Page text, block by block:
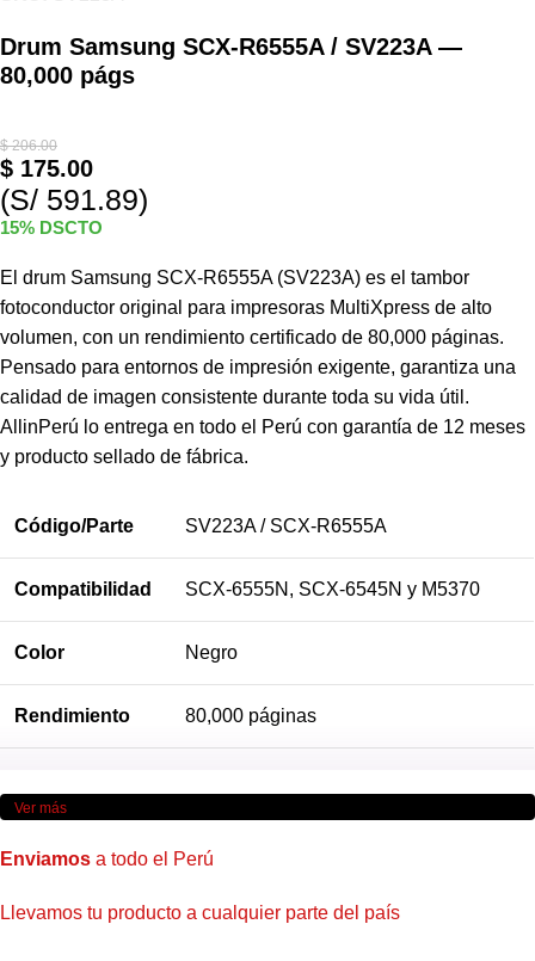
Drum Samsung SCX-R6555A / SV223A —
80,000 págs
$206.00
$ 175.00
(S/ 591.89)
15% DSCTO
El drum Samsung SCX-R6555A (SV223A) es el tambor
fotoconductor original para impresoras MultiXpress de alto
volumen, con un rendimiento certificado de 80,000 páginas.
Pensado para entornos de impresión exigente, garantiza una
calidad de imagen consistente durante toda su vida útil.
AllinPerú lo entrega en todo el Perú con garantía de 12 meses
y producto sellado de fábrica.
Código/Parte SV223A / SCX-R6555A
Compatibilidad SCX-6555N, SCX-6545N y M5370
Color Negro
Rendimiento 80,000 páginas
Ver más
Enviamos a todo el Perú
Llevamos tu producto a cualquier parte del país